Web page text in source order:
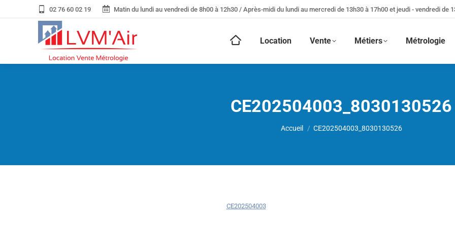
02 76 60 02 19 Matin du lundi au vendredi de 8h00 à 12h30 / Après-midi du lundi au mercredi de 13h30 à 17h00 et jeudi - vendredi de
Location Vente Métiers Métrologie
CE202504003_8030130526
Accueil CE202504003_8030130526
CE202504003